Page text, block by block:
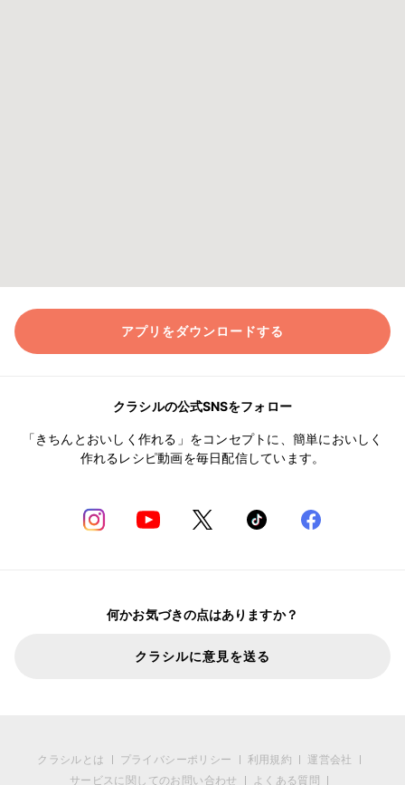
アプリをダウンロードする
クラシルの公式SNSをフォロー
「きちんとおいしく作れる」をコンセプトに、簡単においしく
作れるレシピ動画を毎日配信しています。
何かお気づきの点はありますか？
クラシルに意見を送る
クラシルとは プライバシーポリシー 利用規約
運営会社
サービスに関してのお問い合わせ
よくある質問